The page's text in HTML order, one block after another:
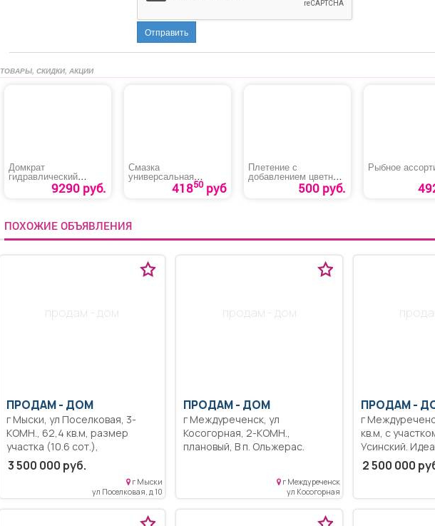
Отправить
ТОВАРЫ, СКИДКИ, АКЦИИ
Домкрат
гидравлический
подкатной «ДМК-3К
9290 руб.
Смазка
универсальная
«HIMKOD MULTI»
41850руб
Плетение с
добавлением цветного
каниколона и в цвет
своих волос500 руб.
Рыбное
ПОХОЖИЕ ОБЪЯВЛЕНИЯ
продам - дом
ПРОДАМ - ДОМ
г Мыски, ул Поселковая, 3-
КОМН., 62,4 кв.м, размер
участка (10.6 сот.),
одноэтажный кирпичный
трёхкомнатный дом площадью
62.4 кв.м. Отопление печное,
водяное с насосом. Холодная
вода подаётся в дом из
3 500 000 руб.
г Мыски
ул Поселковая, д 10
продам - дом
ПРОДАМ - ДОМ
г Междуреченск, ул
Косогорная, 2-КОМН.,
плановый, В п. Ольжерас.
г Междуреченск
ул Косогорная
ПРОДАМ -
г Междуреченск, 2-
кв.м, с
Усинский.
для тех, кто
свежий воздух
всего 10
2 500 000